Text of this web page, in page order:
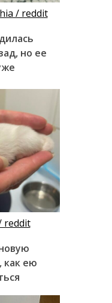
/ reddit
но ее
reddit
как ею